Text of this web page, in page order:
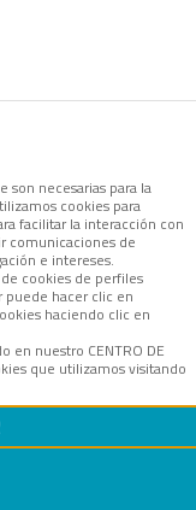
son necesarias para la
cookies para
facilitar la interacción con
comunicaciones de
e intereses.
cookies de perfiles
puede hacer clic en
haciendo clic en
en nuestro CENTRO DE
que utilizamos visitando